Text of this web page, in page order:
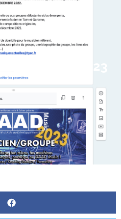
Music 2023